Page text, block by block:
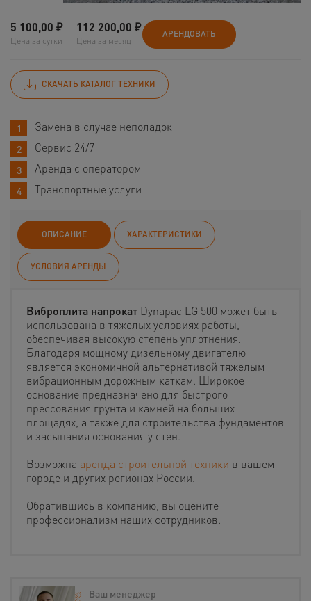
5 100,00 ₽
Цена за сутки
112 200,00 ₽
Цена за месяц
АРЕНДОВАТЬ
СКАЧАТЬ КАТАЛОГ ТЕХНИКИ
Замена в случае неполадок
Сервис 24/7
Аренда с оператором
Транспортные услуги
ОПИСАНИЕ ХАРАКТЕРИСТИКИ
УСЛОВИЯ АРЕНДЫ
Виброплита напрокат Dynapac LG 500 может быть
использована в тяжелых условиях работы,
обеспечивая высокую степень уплотнения.
Благодаря мощному дизельному двигателю
является экономичной альтернативой тяжелым
вибрационным дорожным каткам. Широкое
основание предназначено для быстрого
прессования грунта и камней на больших
площадях, а также для строительства фундаментов
и засыпания основания у стен.
Возможна аренда строительной техники в вашем
городе и других регионах России.
Обратившись в компанию, вы оцените
профессионализм наших сотрудников.
Ваш менеджер